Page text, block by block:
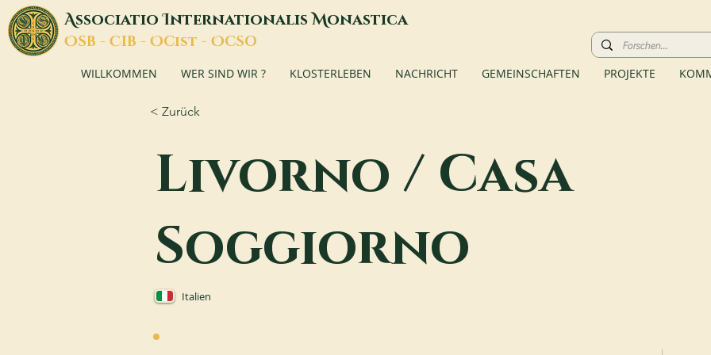
AssociatioInternationalisMonastica
OSB - CIB - OCist - OCSO
WILLKOMMEN WER SIND WIR ? KLOSTERLEBEN NACHRICHT GEMEINSCHAFTEN PROJEKTE
< Zurück
Livorno / Casa
Soggiorno
Italien